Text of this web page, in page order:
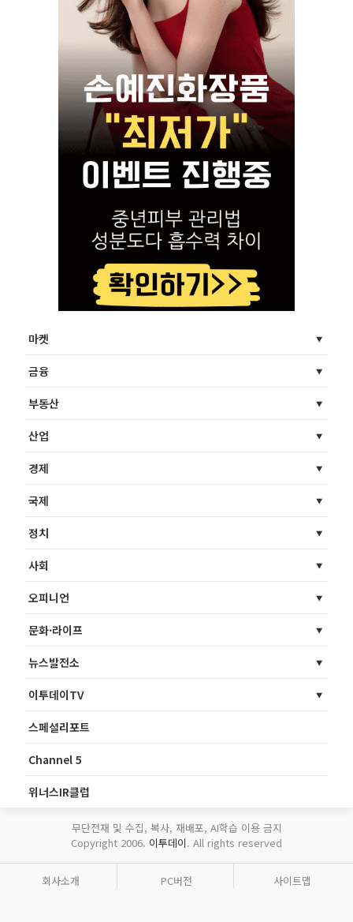
마켓
금융
부동산
산업
경제
국제
정치
사회
오피니언
문화·라이프
뉴스발전소
이투데이TV
스페셜리포트
Channel 5
위너스IR클럽
무단전재 및 수집, 복사, 재배포, AI학습 이용 금지
Copyright 2006. 이투데이. All rights reserved
회사소개 PC버전 사이트맵